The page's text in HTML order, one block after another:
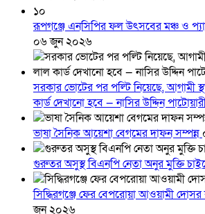
রূপগঞ্জে এনসিপির ফল উৎসবের মঞ্চ ও
০৬ জুন ২০২৬
সরকার ভোটের পর পল্টি নিয়েছে, আগামী
কার্ড দেখানো হবে — নাসির উদ্দিন
ভাষা সৈনিক আয়েশা বেগমের দাফন সম্পন্ন
গুরুতর অসুস্থ বিএনপি নেতা অনুর মুক্তি
সিদ্ধিরগঞ্জে ফের বেপরোয়া আওয়ামী দোসর
জুন ২০২৬